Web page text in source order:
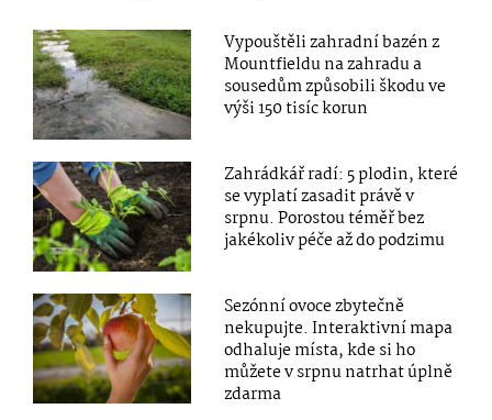
Vypouštěli zahradní bazén z
Mountfieldu na zahradu a
sousedům způsobili škodu ve
výši 150 tisíc korun
Zahrádkář radí: 5 plodin, které
se vyplatí zasadit právě v
srpnu. Porostou téměř bez
jakékoliv péče až do podzimu
Sezónní ovoce zbytečně
nekupujte. Interaktivní mapa
odhaluje místa, kde si ho
můžete v srpnu natrhat úplně
zdarma